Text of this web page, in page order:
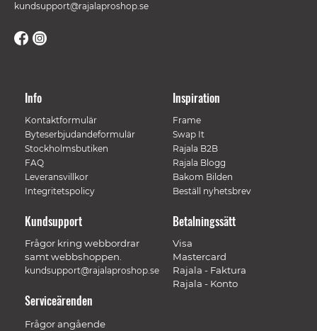
kundsupport@rajalaproshop.se
Info
Kontaktformulär
Byteserbjudandeformulär
Stockholmsbutiken
FAQ
Leveransvillkor
Integritetspolicy
Inspiration
Frame
Swap It
Rajala B2B
Rajala Blogg
Bakom Bilden
Beställ nyhetsbrev
Betalningssätt
Visa
Mastercard
Rajala - Faktura
Rajala - Konto
Kundsupport
Frågor kring webbordrar
samt webbshoppen.
kundsupport@rajalaproshop.se
Serviceärenden
Frågor angående